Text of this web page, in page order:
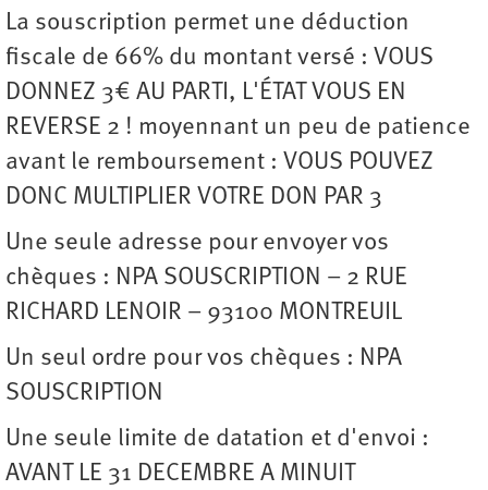
La souscription permet une déduction
fiscale de 66% du montant versé : VOUS
DONNEZ 3€ AU PARTI, L'ÉTAT VOUS EN
REVERSE 2 ! moyennant un peu de patience
avant le remboursement : VOUS POUVEZ
DONC MULTIPLIER VOTRE DON PAR 3
Une seule adresse pour envoyer vos
chèques : NPA SOUSCRIPTION – 2 RUE
RICHARD LENOIR – 93100 MONTREUIL
Un seul ordre pour vos chèques : NPA
SOUSCRIPTION
Une seule limite de datation et d'envoi :
AVANT LE 31 DECEMBRE A MINUIT